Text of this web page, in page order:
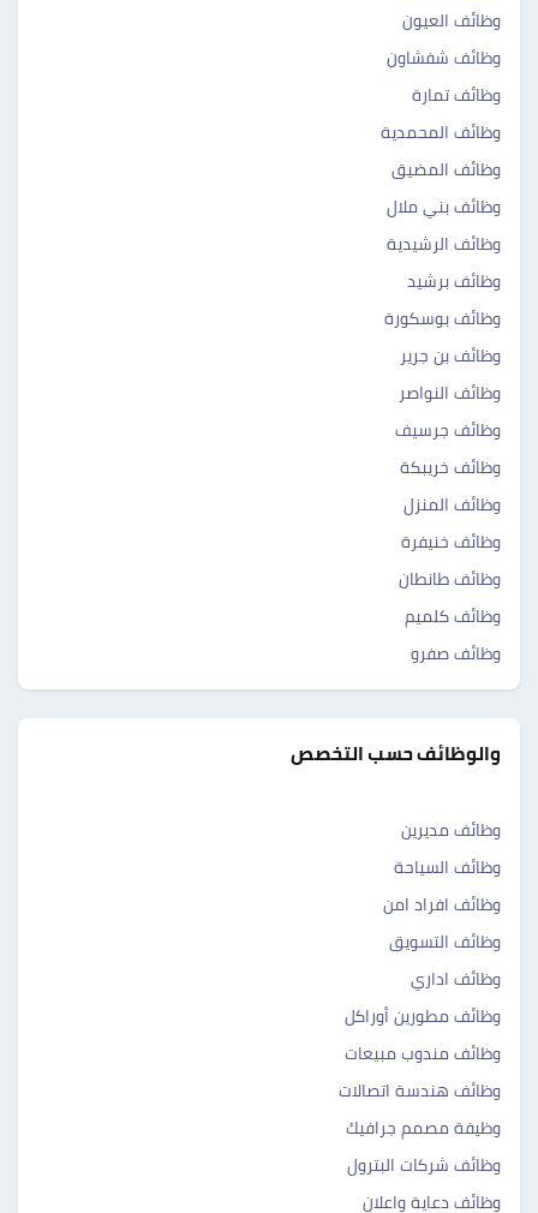
وظائف العيون ‎‎
وظائف شفشاون ‎‎
وظائف تمارة ‎‎
وظائف المحمدية ‎ ‎‎
وظائف المضيق ‎‎
وظائف بني ملال ‎‎
وظائف الرشيدية ‎‎
وظائف برشيد ‎ ‎‎
وظائف بوسكورة ‎ ‎‎
وظائف بن جرير ‎‎
وظائف النواصر ‎ ‎‎
وظائف جرسيف ‎‎
وظائف خريبكة ‎‎
وظائف المنزل ‎‎
وظائف خنيفرة ‎‎
وظائف طانطان ‎‎
وظائف كلميم ‎‎
وظائف صفرو ‎‎
والوظائف حسب التخصص
وظائف مديرين
وظائف السياحة
وظائف افراد امن
وظائف التسويق
وظائف اداري
وظائف مطورين أوراكل
وظائف مندوب مبيعات
وظائف هندسة اتصالات
وظيفة مصمم جرافيك
وظائف شركات البترول
وظائف دعاية واعلان